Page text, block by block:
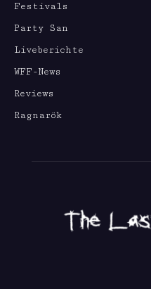
Festivals
Party San
Liveberichte
WFF-News
Reviews
Ragnarök